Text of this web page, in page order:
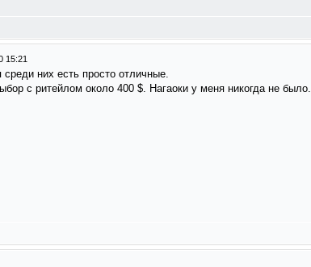
15:21
них есть просто отличные.
с ритейлом около 400 $. Нагаоки у меня никогда не было.